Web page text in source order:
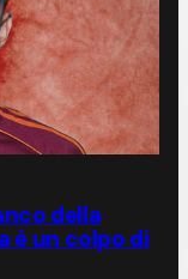
della
è un colpo di